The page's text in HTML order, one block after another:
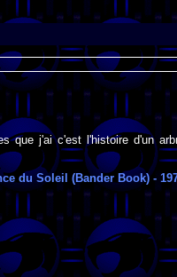
que j'ai c'est l'histoire d'un
du Soleil (Bander Book)-